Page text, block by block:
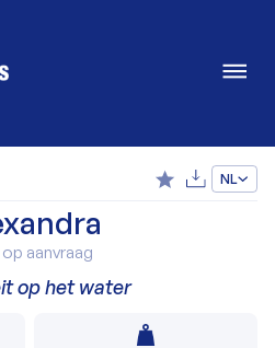
NL
aanvraag
op het water